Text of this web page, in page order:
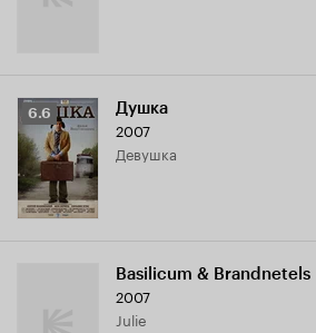
Рейтинг
Кинопоиска
6.6
6.6 Душка
2007
девушка
Basilicum & Brandnetels
2007
Julie